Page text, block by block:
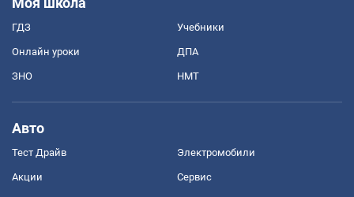
ГДЗ Учебники
Онлайн уроки ДПА
ЗНО НМТ
Авто
Тест Драйв Электромобили
Акции Сервис